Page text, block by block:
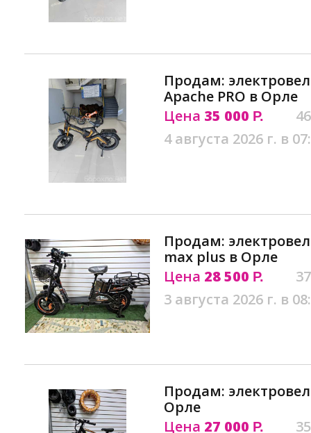
Продам:
Apache PRO в Орле
Цена 35 000 Р.
4 августа 2026 г. в
Продам:
max plus в Орле
Цена 28 500 Р.
3 августа 2026 г. в
Продам:
Орле
Цена 27 000 Р.